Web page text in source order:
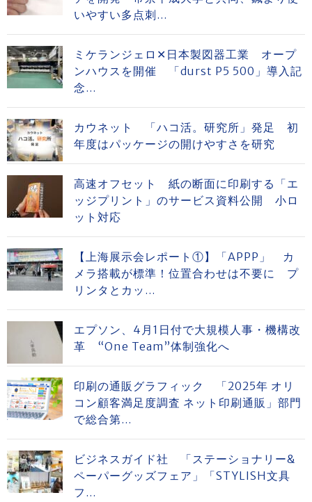
いやすい多点刺...
ミケランジェロ✕日本製図器工業 オープ
ンハウスを開催 「durst P5 500」導入記
念...
カウネット 「ハコ活。研究所」発足 初
年度はパッケージの開けやすさを研究
高速オフセット 紙の断面に印刷する「エ
ッジプリント」のサービス資料公開 小ロ
ット対応
【上海展示会レポート①】「APPP」 カ
メラ搭載が標準！位置合わせは不要に プ
リンタとカッ...
エプソン、4月1日付で大規模人事・機構改
革 “One Team”体制強化へ
印刷の通販グラフィック 「2025年 オリ
コン顧客満足度調査 ネット印刷通販」部門
で総合第...
ビジネスガイド社 「ステーショナリー&
ペーパーグッズフェア」「STYLISH文具
フ...